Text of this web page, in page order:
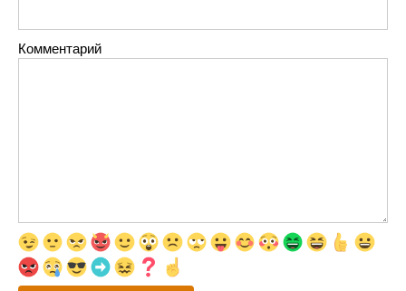
Комментарий